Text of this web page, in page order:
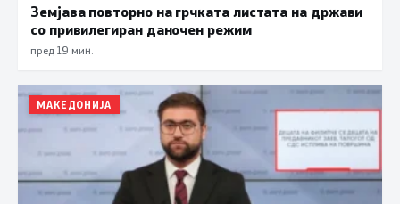
Земјава повторно на грчката листата на држави
со привилегиран даночен режим
пред 19 мин.
МАКЕДОНИЈА